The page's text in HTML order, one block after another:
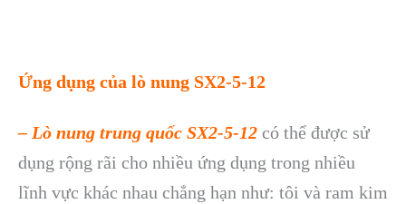
Ứng dụng của lò nung SX2-5-12
– Lò nung trung quốc SX2-5-12 có thể được sử
dụng rộng rãi cho nhiều ứng dụng trong nhiều
lĩnh vực khác nhau chẳng hạn như: tôi và ram kim